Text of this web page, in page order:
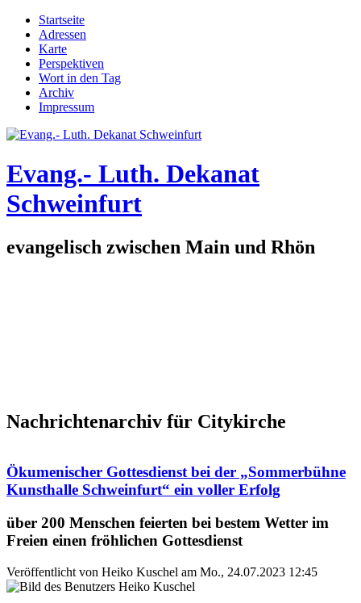
Direkt zum Inhalt
Hauptmenü
Startseite
Adressen
Karte
Perspektiven
Wort in den Tag
Archiv
Impressum
Evang.- Luth. Dekanat
Schweinfurt
evangelisch zwischen Main und Rhön
Nachrichtenarchiv für Citykirche
Ökumenischer Gottesdienst bei der „Sommerbühne
Kunsthalle Schweinfurt“ ein voller Erfolg
über 200 Menschen feierten bei bestem Wetter im
Freien einen fröhlichen Gottesdienst
Veröffentlicht von Heiko Kuschel am Mo., 24.07.2023 12:45